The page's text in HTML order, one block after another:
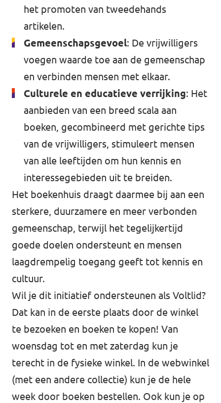
het promoten van tweedehands
artikelen.
Gemeenschapsgevoel: De vrijwilligers
voegen waarde toe aan de gemeenschap
en verbinden mensen met elkaar.
Culturele en educatieve verrijking: Het
aanbieden van een breed scala aan
boeken, gecombineerd met gerichte tips
van de vrijwilligers, stimuleert mensen
van alle leeftijden om hun kennis en
interessegebieden uit te breiden.
Het boekenhuis draagt daarmee bij aan een
sterkere, duurzamere en meer verbonden
gemeenschap, terwijl het tegelijkertijd
goede doelen ondersteunt en mensen
laagdrempelig toegang geeft tot kennis en
cultuur.
Wil je dit initiatief ondersteunen als Voltlid?
Dat kan in de eerste plaats door de winkel
te bezoeken en boeken te kopen! Van
woensdag tot en met zaterdag kun je
terecht in de fysieke winkel. In de webwinkel
(met een andere collectie) kun je de hele
week door boeken bestellen. Ook kun je op